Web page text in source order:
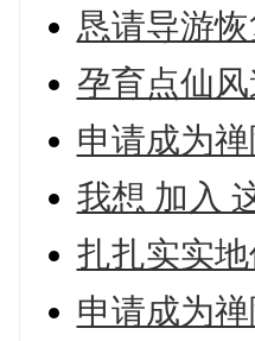
恳请导游
孕育点仙
申请成为
我想 加入
扎扎实实
申请成为